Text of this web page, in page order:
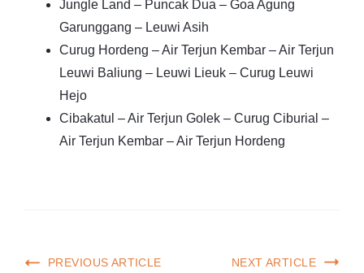
Jungle Land – Puncak Dua – Goa Agung
Garunggang – Leuwi Asih
Curug Hordeng – Air Terjun Kembar – Air Terjun
Leuwi Baliung – Leuwi Lieuk – Curug Leuwi
Hejo
Cibakatul – Air Terjun Golek – Curug Ciburial –
Air Terjun Kembar – Air Terjun Hordeng
PREVIOUS ARTICLE NEXT ARTICLE